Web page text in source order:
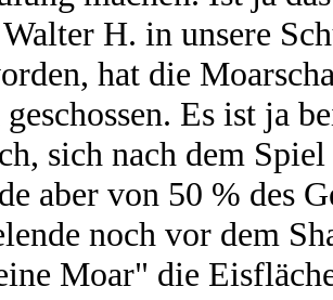
H. in unsere
hat die
Es ist ja
sich nach dem
aber von 50 % des
noch vor dem
Moar" die